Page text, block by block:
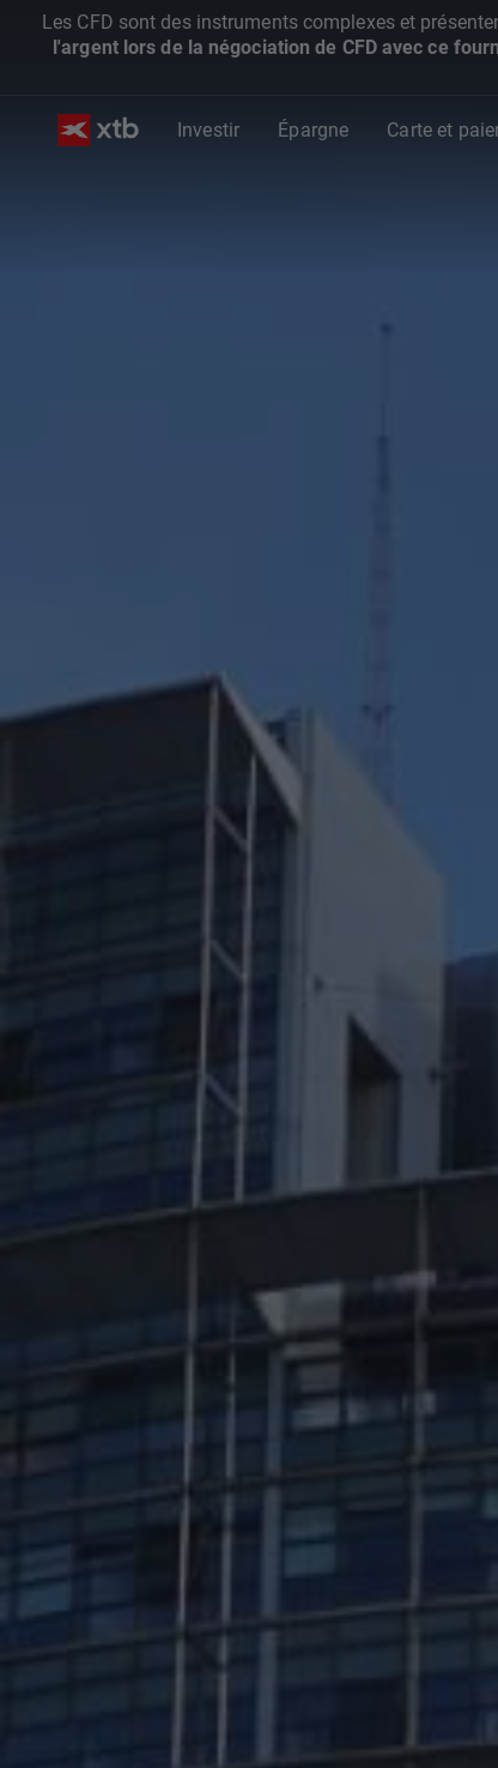
Les CFD sont des instruments complexes et
l'argent lors de la négociation de CFD avec ce
Investir Épargne Carte et